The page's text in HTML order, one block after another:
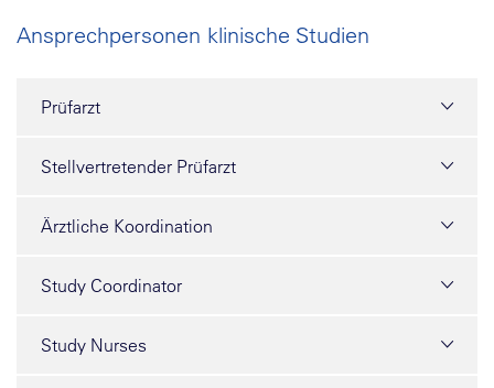
Ansprechpersonen klinische Studien
Prüfarzt
Stellvertretender Prüfarzt
Ärztliche Koordination
Study Coordinator
Study Nurses